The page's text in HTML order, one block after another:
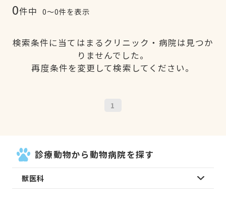
0件中 0〜0件を表示
検索条件に当てはまるクリニック・病院は見つか
りませんでした。
再度条件を変更して検索してください。
1
診療動物から動物病院を探す
獣医科